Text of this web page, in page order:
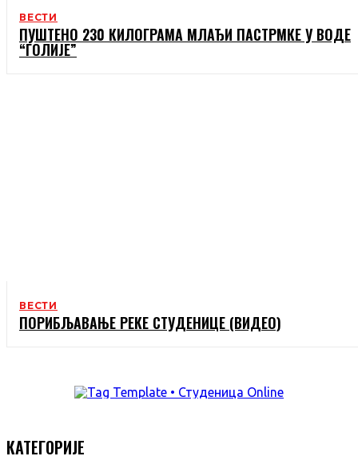
ВЕСТИ
ПУШТЕНО 230 КИЛОГРАМА МЛАЂИ ПАСТРМКЕ У ВОДЕ
“ГОЛИЈЕ”
ВЕСТИ
ПОРИБЉАВАЊЕ РЕКЕ СТУДЕНИЦЕ (ВИДЕО)
КАТЕГОРИЈЕ